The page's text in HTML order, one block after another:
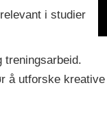
i studier
treningsarbeid.
å utforske